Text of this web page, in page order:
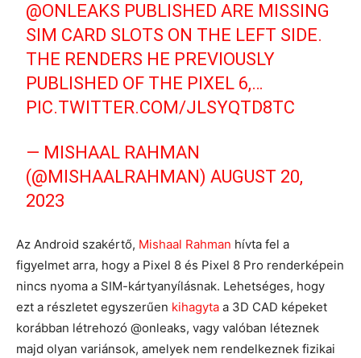
@ONLEAKS PUBLISHED ARE MISSING
SIM CARD SLOTS ON THE LEFT SIDE.
THE RENDERS HE PREVIOUSLY
PUBLISHED OF THE PIXEL 6,…
PIC.TWITTER.COM/JLSYQTD8TC
— MISHAAL RAHMAN
(@MISHAALRAHMAN)AUGUST 20,
2023
Az Android szakértő, Mishaal Rahman hívta fel a
figyelmet arra, hogy a Pixel 8 és Pixel 8 Pro renderképein
nincs nyoma a SIM-kártyanyílásnak. Lehetséges, hogy
ezt a részletet egyszerűen kihagyta a 3D CAD képeket
korábban létrehozó @onleaks, vagy valóban léteznek
majd olyan variánsok, amelyek nem rendelkeznek fizikai